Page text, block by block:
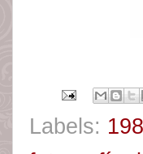
Labels: